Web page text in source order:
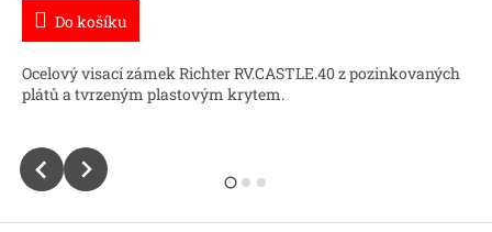
Do košíku
Ocelový visací zámek Richter RV.CASTLE.40 z pozinkovaných
plátů a tvrzeným plastovým krytem.